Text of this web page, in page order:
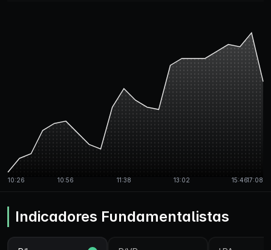
Indicadores Fundamentalistas